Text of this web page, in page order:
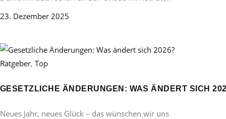
23. Dezember 2025
Ratgeber, Top
GESETZLICHE ÄNDERUNGEN: WAS ÄNDERT SICH
Neues Jahr, neues Glück – das wünschen wir uns